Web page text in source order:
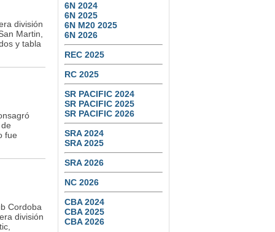
división
Martin,
y tabla
fue
Cordoba
división
6N 2024
6N 2025
6N M20 2025
6N 2026
REC 2025
RC 2025
SR PACIFIC 2024
SR PACIFIC 2025
SR PACIFIC 2026
SRA 2024
SRA 2025
SRA 2026
NC 2026
CBA 2024
CBA 2025
CBA 2026